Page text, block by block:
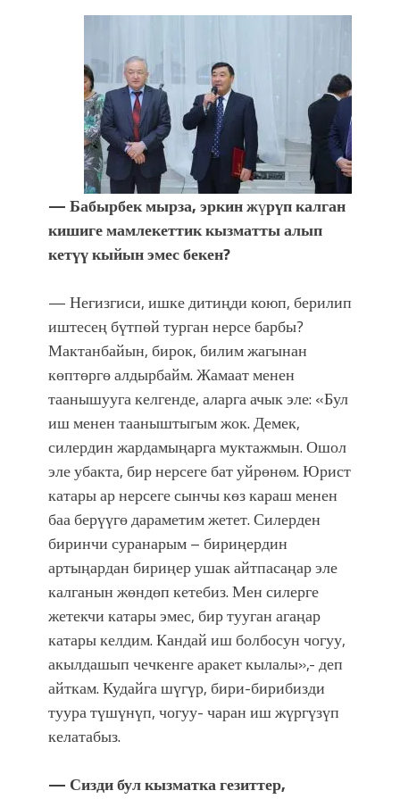
— Бабырбек мырза, эркин жүрүп калган
кишиге мамлекеттик кызматты алып
кетүү кыйын эмес бекен?
— Негизгиси, ишке дитиңди коюп, берилип
иштесең бүтпөй турган нерсе барбы?
Мактанбайын, бирок, билим жагынан
көптөргө алдырбайм. Жамаат менен
таанышууга келгенде, аларга ачык эле: «Бул
иш менен тааныштыгым жок. Демек,
силердин жардамыңарга муктажмын. Ошол
эле убакта, бир нерсеге бат уйрөнөм. Юрист
катары ар нерсеге сынчы көз караш менен
баа берүүгө дараметим жетет. Силерден
биринчи суранарым – бириңердин
артыңардан бириңер ушак айтпасаңар эле
калганын жөндөп кетебиз. Мен силерге
жетекчи катары эмес, бир тууган агаңар
катары келдим. Кандай иш болбосун чогуу,
акылдашып чечкенге аракет кылалы»,- деп
айткам. Кудайга шүгүр, бири-бирибизди
туура түшүнүп, чогуу- чаран иш жүргүзүп
келатабыз.
— Сизди бул кызматка гезиттер,